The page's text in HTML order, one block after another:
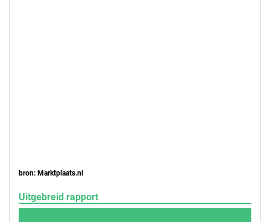
bron: Marktplaats.nl
Uitgebreid rapport